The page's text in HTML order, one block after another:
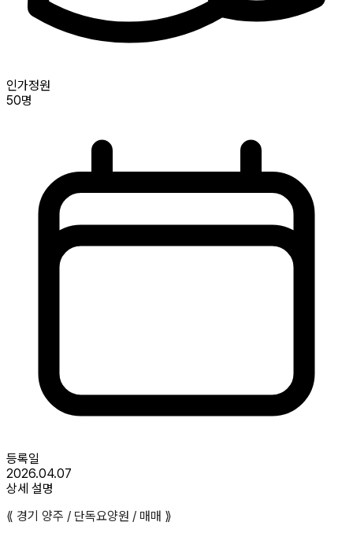
인가정원
50명
등록일
2026.04.07
상세 설명
⟪ 경기 양주 / 단독요양원 / 매매 ⟫